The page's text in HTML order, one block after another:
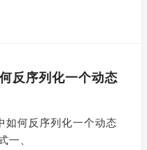
反序列化一个动态
何反序列化一个动态
一、